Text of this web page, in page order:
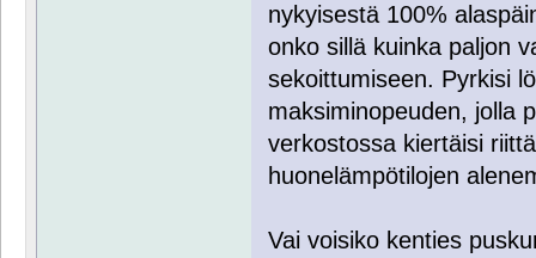
nykyisestä 100%
onko sillä kuinka paljon
sekoittumiseen. Pyrkisi
maksiminopeuden, jolla
verkostossa kiertäisi
huonelämpötilojen
Vai voisiko kenties